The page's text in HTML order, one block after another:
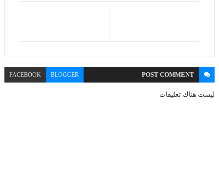
POSTCOMMENT
BLOGGER
FACEBOOK
ليست هناك تعليقات